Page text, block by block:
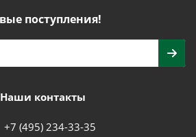
поступления!
Наши контакты
+7 (495) 234-33-35